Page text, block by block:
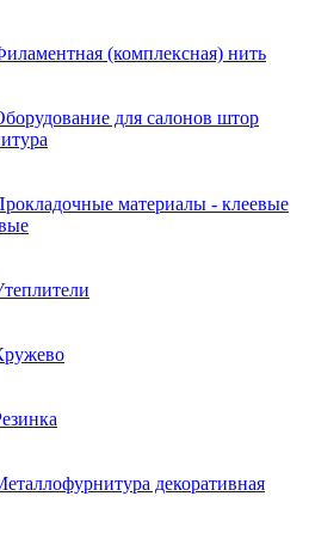
(комплексная) нить
для салонов штор
материалы - клеевые
декоративная